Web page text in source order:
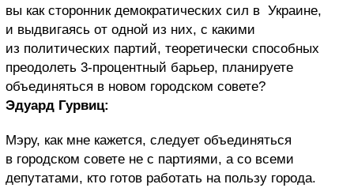
вы как сторонник демократических сил в Украине,
и выдвигаясь от одной из них, с какими
из политических партий, теоретически способных
преодолеть 3-процентный барьер, планируете
объединяться в новом городском совете?
Эдуард Гурвиц:
Мэру, как мне кажется, следует объединяться
в городском совете не с партиями, а со всеми
депутатами, кто готов работать на пользу города.